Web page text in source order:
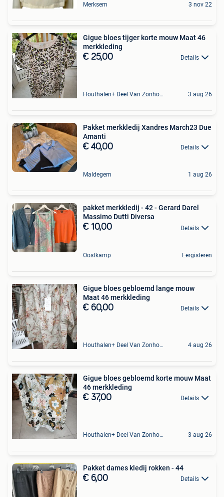
Merksem 3 nov 22
Gigue bloes tijger korte mouw Maat 46
merkkleding
€ 25,00 Details
Houthalen+ Deel Van Zonhoven En Zolder 3 aug 26
Pakket merkkledij Xandres March23 Due
Amanti
€ 40,00 Details
Maldegem 1 aug 26
pakket merkkledij - 42 - Gerard Darel
Massimo Dutti Diversa
€ 10,00 Details
Oostkamp Eergisteren
Gigue bloes gebloemd lange mouw
Maat 46 merkkleding
€ 60,00 Details
Houthalen+ Deel Van Zonhoven En Zolder 4 aug 26
Gigue bloes gebloemd korte mouw Maat
46 merkkleding
€ 37,00 Details
Houthalen+ Deel Van Zonhoven En Zolder 3 aug 26
Pakket dames kledij rokken - 44
€ 6,00 Details